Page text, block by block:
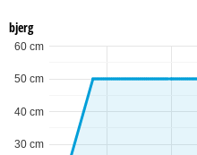
bjerg
30 cm
40 cm
50 cm
60 cm